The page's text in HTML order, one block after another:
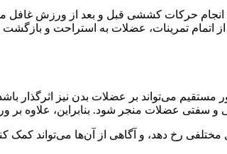
انجام حرکات کششی قبل و بعد از ورزش
تمرینات، عضلات به استراحت و بازگشت
مستقیم می‌تواند بر عضلات بدن نیز
و سفتی عضلات منجر شود. بنابراین،
رخ دهد، و آگاهی از آن‌ها می‌تواند کمک